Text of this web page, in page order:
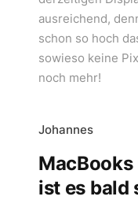
ausreichend,
schon so hoch
sowieso keine
noch mehr!
Johannes
ist es bald